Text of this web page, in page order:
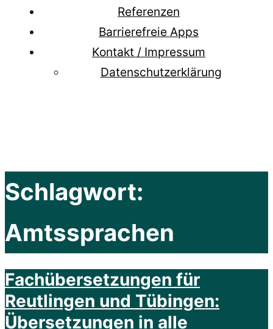
Referenzen
Barrierefreie Apps
Kontakt / Impressum
Datenschutzerklärung
Schlagwort:
Amtssprachen
Fachübersetzungen für
Reutlingen und Tübingen:
Übersetzungen in alle